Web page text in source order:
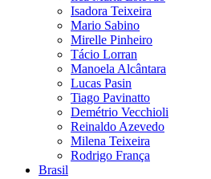
Isadora Teixeira
Mario Sabino
Mirelle Pinheiro
Tácio Lorran
Manoela Alcântara
Lucas Pasin
Tiago Pavinatto
Demétrio Vecchioli
Reinaldo Azevedo
Milena Teixeira
Rodrigo França
Brasil